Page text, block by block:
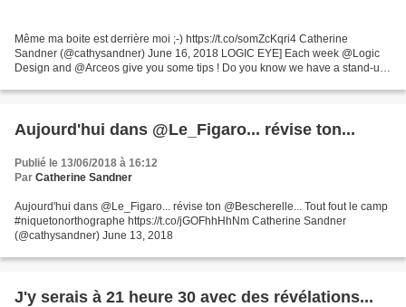
Même ma boite est derrière moi ;-) https://t.co/somZcKqri4 Catherine
Sandner (@cathysandner) June 16, 2018 LOGIC EYE] Each week @Logic
Design and @Arceos give you some tips ! Do you know we have a stand-up
Aujourd'hui dans @Le_Figaro... révise ton...
Publié le 13/06/2018 à 16:12
Par Catherine Sandner
Aujourd'hui dans @Le_Figaro... révise ton @Bescherelle... Tout fout le camp
#niquetonorthographe https://t.co/jGOFhhHhNm Catherine Sandner
(@cathysandner) June 13, 2018
J'y serais à 21 heure 30 avec des révélations...